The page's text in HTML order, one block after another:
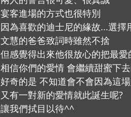
宴客進場的方式也很特別
因為喜歡的迪士尼的緣故...選擇
文慧的爸爸致詞時雖然不捨
但感覺得出來他很放心的把最
相信你們的愛情 會繼續甜蜜下
好奇的是 不知道會不會因為這
又有一對新的愛情就此誕生呢?
讓我們拭目以待^^